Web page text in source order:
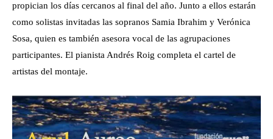
propician los días cercanos al final del año. Junto a ellos estarán
como solistas invitadas las sopranos Samia Ibrahim y Verónica
Sosa, quien es también asesora vocal de las agrupaciones
participantes. El pianista Andrés Roig completa el cartel de
artistas del montaje.